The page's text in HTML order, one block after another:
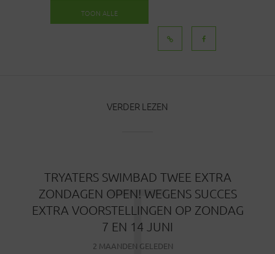
TOON ALLE
VERDER LEZEN
TRYATERS SWIMBAD TWEE EXTRA
ZONDAGEN OPEN! WEGENS SUCCES
EXTRA VOORSTELLINGEN OP ZONDAG
7 EN 14 JUNI
2 MAANDEN GELEDEN
T